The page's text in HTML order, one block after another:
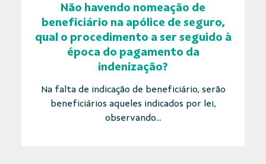
Não havendo nomeação de
beneficiário na apólice de seguro,
qual o procedimento a ser seguido à
época do pagamento da
indenização?
Na falta de indicação de beneficiário, serão
beneficiários aqueles indicados por lei,
observando...